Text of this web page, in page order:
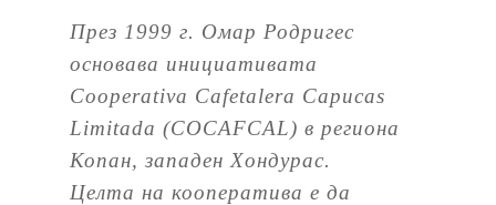
През 1999 г. Омар Родригес
основава инициативата
Cooperativa Cafetalera Capucas
Limitada (COCAFCAL) в региона
Копан, западен Хондурас.
Целта на кооператива е да